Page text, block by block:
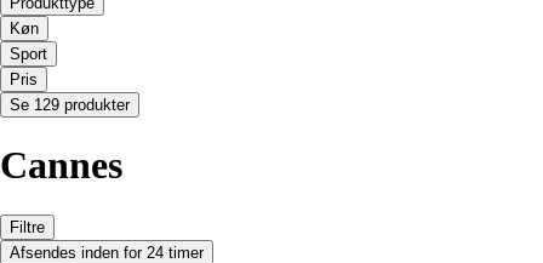
Køn
Sport
Pris
Se 129 produkter
Cannes
Filtre
Afsendes inden for 24 timer